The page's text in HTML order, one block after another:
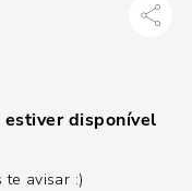
disponível
te avisar :)